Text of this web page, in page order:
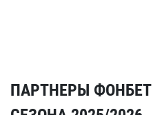
ПАРТНЕРЫ